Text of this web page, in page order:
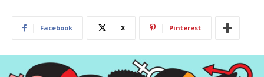
Facebook X Pinterest